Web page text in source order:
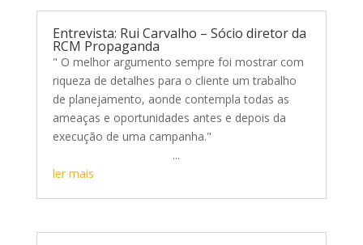
Entrevista: Rui Carvalho – Sócio diretor da
RCM Propaganda
" O melhor argumento sempre foi mostrar com
riqueza de detalhes para o cliente um trabalho
de planejamento, aonde contempla todas as
ameaças e oportunidades antes e depois da
execução de uma campanha."
...
ler mais